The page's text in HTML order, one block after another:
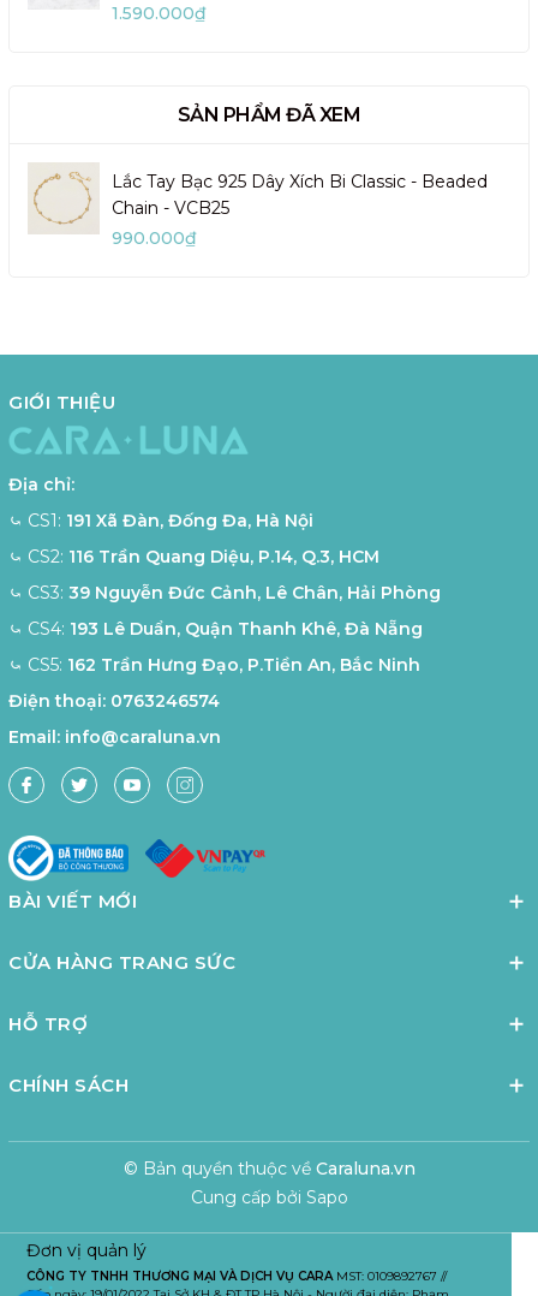
1.590.000₫
SẢN PHẨM ĐÃ XEM
Lắc Tay Bạc 925 Dây Xích Bi Classic - Beaded
Chain - VCB25
990.000₫
GIỚI THIỆU
Địa chỉ:
⤿ CS1: 191 Xã Đàn, Đống Đa, Hà Nội
⤿ CS2: 116 Trần Quang Diệu, P.14, Q.3, HCM
⤿ CS3: 39 Nguyễn Đức Cảnh, Lê Chân, Hải Phòng
⤿ CS4: 193 Lê Duẩn, Quận Thanh Khê, Đà Nẵng
⤿ CS5: 162 Trần Hưng Đạo, P.Tiền An, Bắc Ninh
Điện thoại: 0763246574
Email: info@caraluna.vn
BÀI VIẾT MỚI
CỬA HÀNG TRANG SỨC
HỖ TRỢ
CHÍNH SÁCH
© Bản quyền thuộc về Caraluna.vn
Cung cấp bởi Sapo
Đơn vị quản lý
CÔNG TY TNHH THƯƠNG MẠI VÀ DỊCH VỤ CARAMST: 0109892767 //